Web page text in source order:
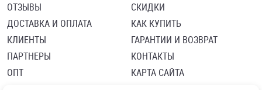
ОТЗЫВЫ
ДОСТАВКА И ОПЛАТА
КЛИЕНТЫ
ПАРТНЕРЫ
ОПТ
СКИДКИ
КАК КУПИТЬ
ГАРАНТИИ И ВОЗВРАТ
КОНТАКТЫ
КАРТА САЙТА